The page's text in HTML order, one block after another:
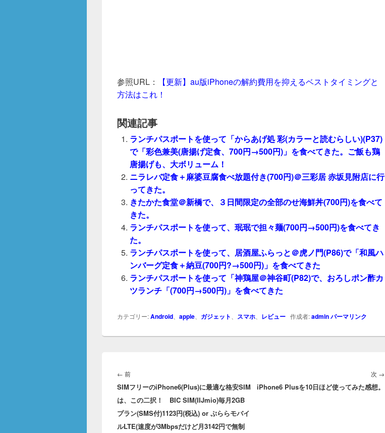
参照URL：
【更新】au版iPhoneの解約費用を抑えるベストタイミングと
方法はこれ！
関連記事
ランチパスポートを使って「からあげ処 彩(カラーと読むらしい)(P37)
で「彩色兼美(唐揚げ定食、700円→500円)」を食べてきた。ご飯も鶏
唐揚げも、大ボリューム！
ニラレバ定食＋麻婆豆腐食べ放題付き(700円)＠三彩居 赤坂見附店に行
ってきた。
きたかた食堂＠新橋で、３日間限定の全部のせ海鮮丼(700円)を食べて
きた。
ランチパスポートを使って、珉珉で担々麺(700円→500円)を食べてき
た。
ランチパスポートを使って、居酒屋ふらっと＠虎ノ門(P86)で「和風ハ
ンバーグ定食＋納豆(700円?→500円)」を食べてきた
ランチパスポートを使って「神鶏屋＠神谷町(P82)で、おろしポン酢カ
ツランチ「(700円→500円)」を食べてきた
カテゴリー:Android apple ガジェット スマホ レビュー 作成者:adminパーマリンク
稿
ナ
ビ
ゲ
ー
シ
← 前前
の
投
稿:
SIMフリーのiPhone6(Plus)に最適な格安SIM
は、この二択！ BIC SIM(IIJmio)毎月2GB
プラン(SMS付)1123円(税込) or ぷららモバイ
ルLTE(速度が3Mbpsだけど月3142円で無制
次 →
iPhone6 Plusを10日ほど使ってみた感想。